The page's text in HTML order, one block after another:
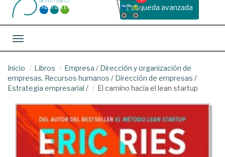
Busqueda avanzada
Toggle navigation
Inicio Libros Empresa / Dirección y organización de
empresas. Recursos humanos / Dirección de empresas /
Estrategia empresarial / El camino hacia el lean startup